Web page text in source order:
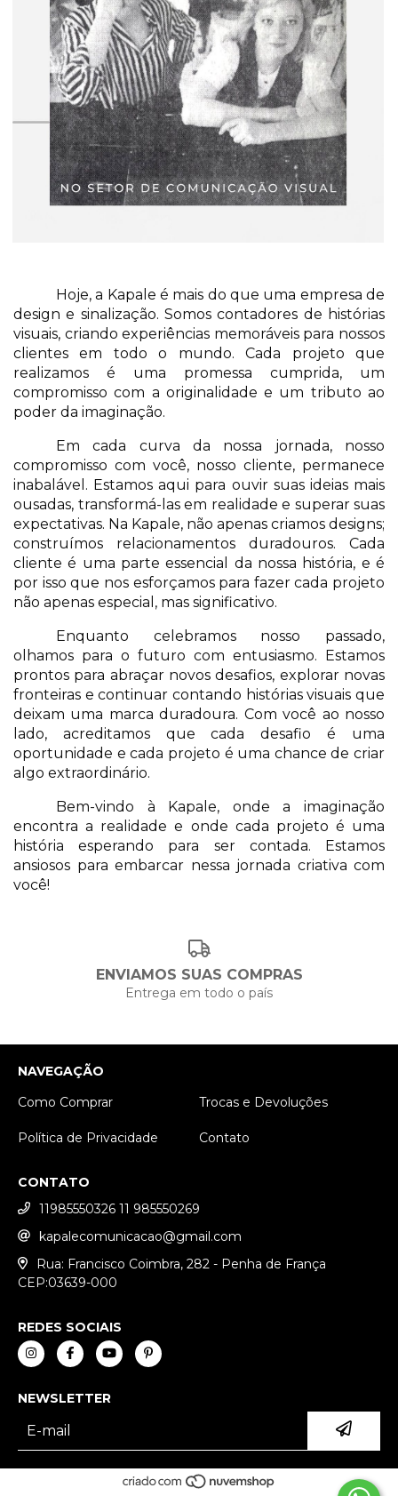
Hoje, a Kapale é mais do que uma empresa de
design e sinalização. Somos contadores de histórias
visuais, criando experiências memoráveis para nossos
clientes em todo o mundo. Cada projeto que
realizamos é uma promessa cumprida, um
compromisso com a originalidade e um tributo ao
poder da imaginação.
Em cada curva da nossa jornada, nosso
compromisso com você, nosso cliente, permanece
inabalável. Estamos aqui para ouvir suas ideias mais
ousadas, transformá-las em realidade e superar suas
expectativas. Na Kapale, não apenas criamos designs;
construímos relacionamentos duradouros. Cada
cliente é uma parte essencial da nossa história, e é
por isso que nos esforçamos para fazer cada projeto
não apenas especial, mas significativo.
Enquanto celebramos nosso passado,
olhamos para o futuro com entusiasmo. Estamos
prontos para abraçar novos desafios, explorar novas
fronteiras e continuar contando histórias visuais que
deixam uma marca duradoura. Com você ao nosso
lado, acreditamos que cada desafio é uma
oportunidade e cada projeto é uma chance de criar
algo extraordinário.
Bem-vindo à Kapale, onde a imaginação
encontra a realidade e onde cada projeto é uma
história esperando para ser contada. Estamos
ansiosos para embarcar nessa jornada criativa com
você!
ENVIAMOS SUAS COMPRAS
Entrega em todo o país
NAVEGAÇÃO
Como Comprar
Trocas e Devoluções
Política de Privacidade Contato
CONTATO
11985550326 11 985550269
kapalecomunicacao@gmail.com
Rua: Francisco Coimbra, 282 - Penha de França
CEP:03639-000
REDES SOCIAIS
NEWSLETTER